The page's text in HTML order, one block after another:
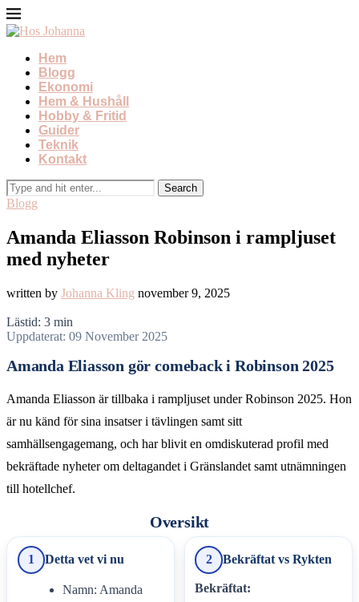
Hem
Blogg
Ekonomi
Hem & Hushåll
Hobby & Fritid
Guider
Teknik
Kontakt
Blogg
Amanda Eliasson Robinson i rampljuset
med nyheter
written by Johanna Kling november 9, 2025
Lästid: 3 min
Uppdaterat: 09 November 2025
Amanda Eliasson gör comeback i Robinson 2025
Amanda Eliasson är tillbaka i rampljuset under Robinson 2025. Hon
är nu känd för sina insatser i tävlingen samt sitt
samhällsengagemang, och har blivit en omdiskuterad profil med
bekräftade nyheter om deltagandet i Gränslandet samt utnämningen
till hotellchef.
Oversikt
1 Detta vet vi nu
Namn: Amanda
2 Bekräftat vs Rykten
Bekräftat: